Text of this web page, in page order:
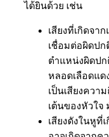
ได้ยินด้วย เช่น
เสียงที่เกิดจา
เชื่อมต่อผิดปก
ตำแหน่งผิดปก
หลอดเลือดแด
เป็นเสียงควา
เต้นของหัวใจ
เสียงดังในหูที่